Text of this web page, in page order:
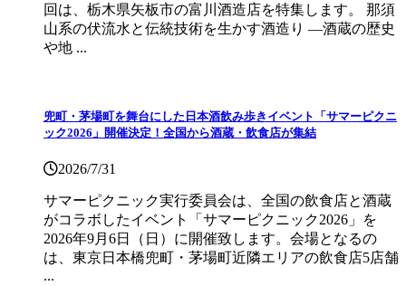
回は、栃木県矢板市の富川酒造店を特集します。 那須
山系の伏流水と伝統技術を生かす酒造り ―酒蔵の歴史
や地 ...
兜町・茅場町を舞台にした日本酒飲み歩きイベント「サマーピクニ
ック2026」開催決定！全国から酒蔵・飲食店が集結
2026/7/31
サマーピクニック実⾏委員会は、全国の飲⾷店と酒蔵
がコラボしたイベント「サマーピクニック2026」を
2026年9月6日（日）に開催致します。会場となるの
は、東京日本橋兜町・茅場町近隣エリアの飲食店5店舗
...